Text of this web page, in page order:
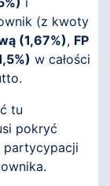
(z kwoty
(1,67%), FP
w całości
tu
pokryć
partycypacji